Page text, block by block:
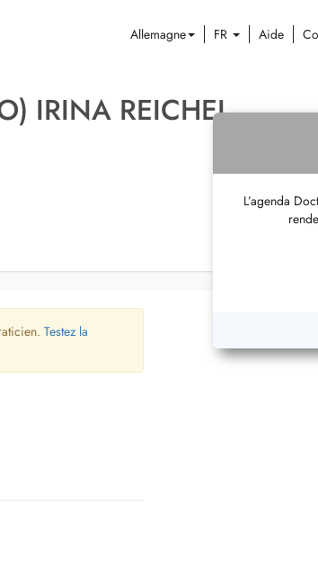
Allemagne FR Aide
IRINA REICHEL
L’agenda
Testez la